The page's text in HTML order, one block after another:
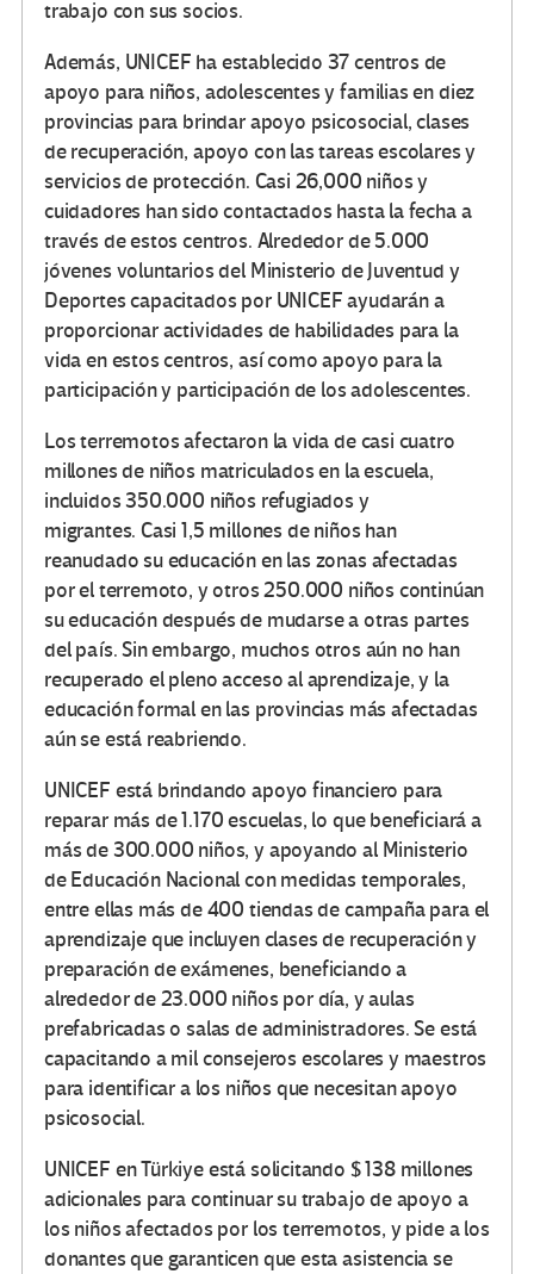
trabajo con sus socios.
Además, UNICEF ha establecido 37 centros de
apoyo para niños, adolescentes y familias en diez
provincias para brindar apoyo psicosocial, clases
de recuperación, apoyo con las tareas escolares y
servicios de protección. Casi 26,000 niños y
cuidadores han sido contactados hasta la fecha a
través de estos centros. Alrededor de 5.000
jóvenes voluntarios del Ministerio de Juventud y
Deportes capacitados por UNICEF ayudarán a
proporcionar actividades de habilidades para la
vida en estos centros, así como apoyo para la
participación y participación de los adolescentes.
Los terremotos afectaron la vida de casi cuatro
millones de niños matriculados en la escuela,
incluidos 350.000 niños refugiados y
migrantes. Casi 1,5 millones de niños han
reanudado su educación en las zonas afectadas
por el terremoto, y otros 250.000 niños continúan
su educación después de mudarse a otras partes
del país. Sin embargo, muchos otros aún no han
recuperado el pleno acceso al aprendizaje, y la
educación formal en las provincias más afectadas
aún se está reabriendo.
UNICEF está brindando apoyo financiero para
reparar más de 1.170 escuelas, lo que beneficiará a
más de 300.000 niños, y apoyando al Ministerio
de Educación Nacional con medidas temporales,
entre ellas más de 400 tiendas de campaña para el
aprendizaje que incluyen clases de recuperación y
preparación de exámenes, beneficiando a
alrededor de 23.000 niños por día, y aulas
prefabricadas o salas de administradores. Se está
capacitando a mil consejeros escolares y maestros
para identificar a los niños que necesitan apoyo
psicosocial.
UNICEF en Türkiye está solicitando $ 138 millones
adicionales para continuar su trabajo de apoyo a
los niños afectados por los terremotos, y pide a los
donantes que garanticen que esta asistencia se